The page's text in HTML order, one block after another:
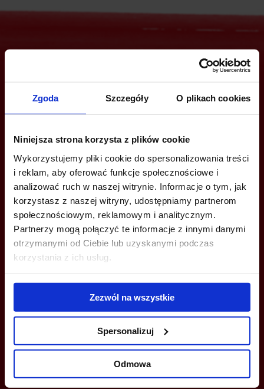
Zgoda Szczegóły O plikach cookies
Niniejsza strona korzysta z plików cookie
Wykorzystujemy pliki cookie do spersonalizowania treści
i reklam, aby oferować funkcje społecznościowe i
analizować ruch w naszej witrynie. Informacje o tym, jak
korzystasz z naszej witryny, udostępniamy partnerom
społecznościowym, reklamowym i analitycznym.
Partnerzy mogą połączyć te informacje z innymi danymi
otrzymanymi od Ciebie lub uzyskanymi podczas
korzystania z ich usług.
Zezwól na wszystkie
Spersonalizuj
Odmowa
Jesteś zainteresowany tą ofertą?
+48 22 167 04 00
info@bazabiur.pl
MOŻESZ TEŻ ZOSTAWIĆ SWÓJ NUMER, A MY SKONTAKTUJEMY SIĘ
Z TOBĄ